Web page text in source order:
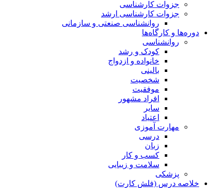
جزوات کارشناسی
جزوات کارشناسی ارشد
روانشناسی صنعتی و سازمانی
دوره‌ها و کارگاه‌ها
روانشناسی
کودک و رشد
خانواده و ازدواج
بالینی
شخصیت
موفقیت
افراد مشهور
سایر
اعتیاد
مهارت آموزی
درسی
زبان
کسب و کار
سلامت و زیبایی
پزشکی
خلاصه درس (فلش کارت)